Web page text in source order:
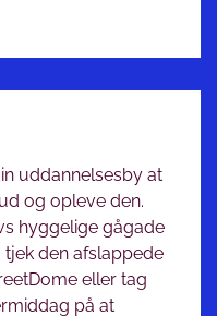
uddannelsesby at
og opleve den.
hyggelige gågade
tjek den afslappede
eller tag
på at